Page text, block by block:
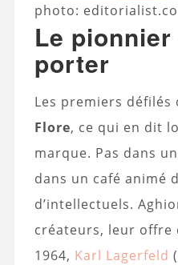
photo:
Le
porter
Les premiers défilés
Flore, ce qui en dit
marque. Pas dans
dans un café animé
d’intellectuels.
créateurs, leur offre
1964, Karl Lagerfeld